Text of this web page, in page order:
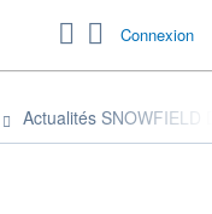
Connexion
Actualités SNOWFIELD